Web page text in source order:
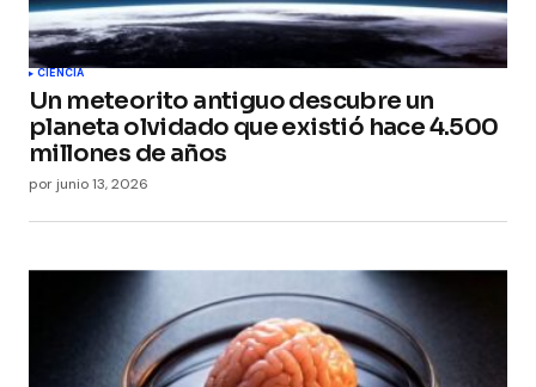
Submit Comment
CIENCIA
Un meteorito antiguo descubre un
planeta olvidado que existió hace 4.500
millones de años
por junio 13, 2026